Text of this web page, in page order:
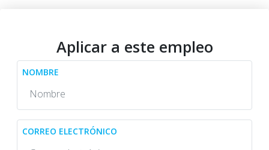
Aplicar a este empleo
NOMBRE
CORREO ELECTRÓNICO